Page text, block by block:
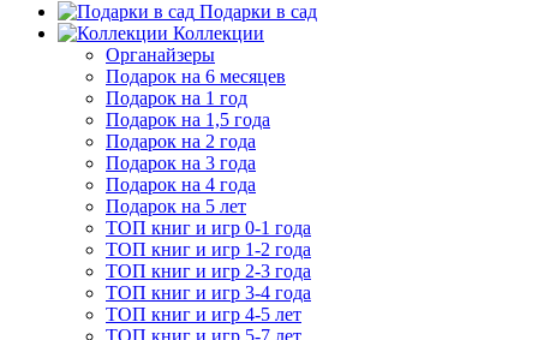
Подарки в сад
Коллекции
Органайзеры
Подарок на 6 месяцев
Подарок на 1 год
Подарок на 1,5 года
Подарок на 2 года
Подарок на 3 года
Подарок на 4 года
Подарок на 5 лет
ТОП книг и игр 0-1 года
ТОП книг и игр 1-2 года
ТОП книг и игр 2-3 года
ТОП книг и игр 3-4 года
ТОП книг и игр 4-5 лет
ТОП книг и игр 5-7 лет